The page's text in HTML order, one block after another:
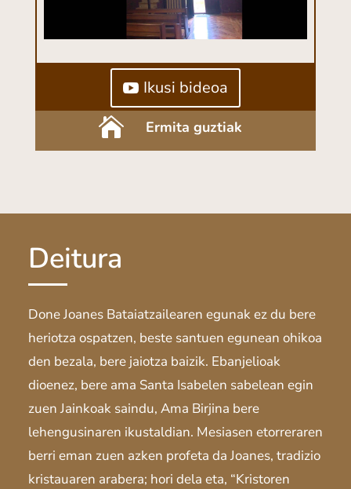
Ikusi bideoa
 Ermita guztiak
Deitura
Done Joanes Bataiatzailearen egunak ez du bere
heriotza ospatzen, beste santuen egunean ohikoa
den bezala, bere jaiotza baizik. Ebanjelioak
dioenez, bere ama Santa Isabelen sabelean egin
zuen Jainkoak saindu, Ama Birjina bere
lehengusinaren ikustaldian. Mesiasen etorreraren
berri eman zuen azken profeta da Joanes, tradizio
kristauaren arabera; hori dela eta, “Kristoren